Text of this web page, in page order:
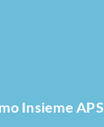
Insieme APS